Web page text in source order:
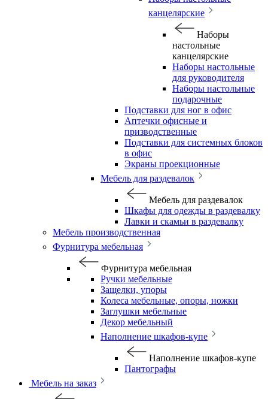
канцелярские
Наборы
настольные
канцелярские
Наборы настольные
для руководителя
Наборы настольные
подарочные
Подставки для ног в офис
Аптечки офисные и
призводственные
Подставки для системных блоков
в офис
Экраны проекционные
Мебель для раздевалок
Мебель для раздевалок
Шкафы для одежды в раздевалку
Лавки и скамьи в раздевалку
Мебель производственная
Фурнитура мебельная
Фурнитура мебельная
Ручки мебельные
Защелки, упоры
Колеса мебельные, опоры, ножки
Заглушки мебельные
Декор мебельный
Наполнение шкафов-купе
Наполнение шкафов-купе
Пантографы
Мебель на заказ